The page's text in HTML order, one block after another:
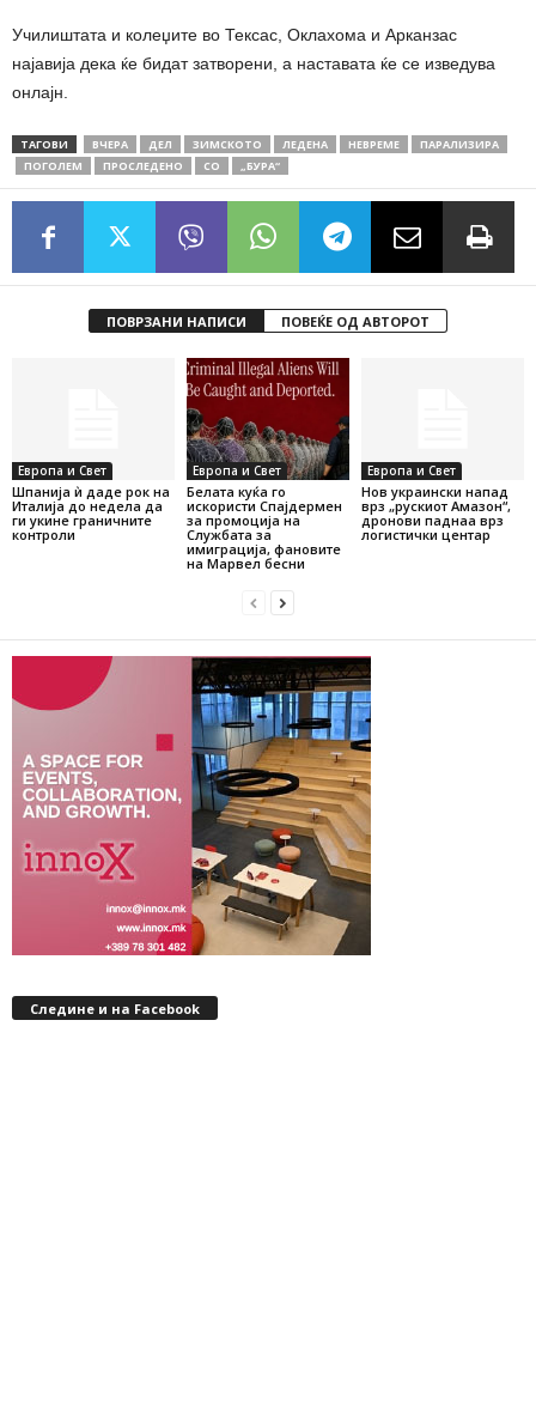
Училиштата и колеџите во Тексас, Оклахома и Арканзас
најавија дека ќе бидат затворени, а наставата ќе се изведува
онлајн.
ТАГОВИ ВЧЕРА ДЕЛ ЗИМСКОТО ЛЕДЕНА НЕВРЕМЕ
ПАРАЛИЗИРА
ПОГОЛЕМ
ПРОСЛЕДЕНО СО „БУРА“
ПОВРЗАНИ НАПИСИ ПОВЕЌЕ ОД АВТОРОТ
Европа и Свет
Шпанија ѝ даде рок на
Италија до недела да
ги укине граничните
контроли
Европа и Свет
Белата куќа го
искористи Спајдермен
за промоција на
Службата за
имиграција, фановите
на Марвел бесни
Европа и Свет
Нов украински напад
врз „рускиот Амазон“,
дронови паднаа врз
логистички центар
Следине и на Facebook